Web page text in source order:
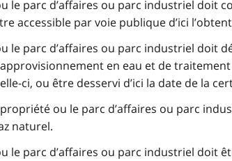
le parc d’affaires ou parc industriel doit
accessible par voie publique d’ici
le parc d’affaires ou parc industriel doit
en eau et de
ci, ou être desservi d’ici la date de la
ou le parc d’affaires ou parc
naturel.
le parc d’affaires ou parc industriel doit